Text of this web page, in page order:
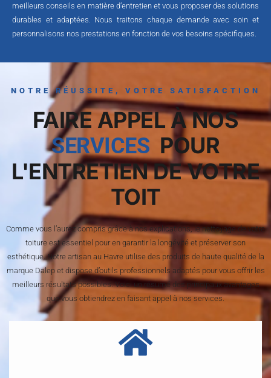
meilleurs conseils en matière d’entretien et vous proposer des solutions
durables et adaptées. Nous traitons chaque demande avec soin et
personnalisons nos prestations en fonction de vos besoins spécifiques.
NOTRE RÉUSSITE, VOTRE SATISFACTION
FAIRE APPEL À NOS
SERVICES POUR
L'ENTRETIEN DE VOTRE
TOIT
Comme vous l’aurez compris grâce à nos explications, le nettoyage de votre
toiture est essentiel pour en garantir la longévité et préserver son
esthétique. Notre artisan au Havre utilise des produits de haute qualité de la
marque Dalep et dispose d’outils professionnels adaptés pour vous offrir les
meilleurs résultats possibles. Voici un résumé des principaux avantages
que vous obtiendrez en faisant appel à nos services.